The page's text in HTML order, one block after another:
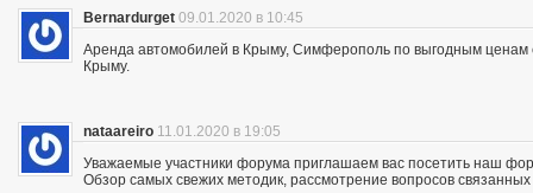
Bernardurget 09.01.2020 в 10:45
Аренда автомобилей в Крыму, Симферополь по выгодным ценам
Крыму.
nataareiro 11.01.2020 в 19:05
Уважаемые участники форума приглашаем вас посетить наш
Обзор самых свежих методик, рассмотрение вопросов связанных